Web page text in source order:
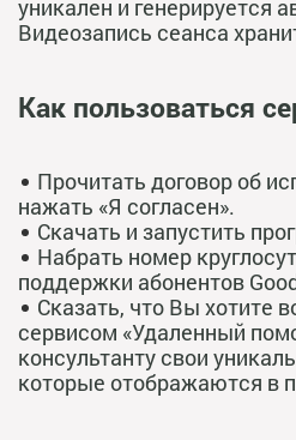
уникален и генерируется
Видеозапись сеанса
Как пользоваться
Прочитать договор об
нажать «Я согласен».
Скачать и запустить
Набрать номер
поддержки абонентов
Сказать, что Вы хотите
сервисом «Удаленный
консультанту свои
которые отображаются в